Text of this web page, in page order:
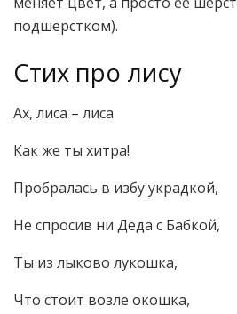
подшерстком).
Стих про лису
Ах, лиса – лиса
Как же ты хитра!
Пробралась в избу украдкой,
Не спросив ни Деда с Бабкой,
Ты из лыково лукошка,
Что стоит возле окошка,